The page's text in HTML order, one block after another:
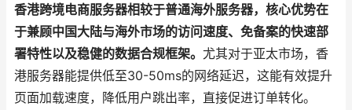
香港跨境电商服务器相较于普通海外服务器，核心优势在
于兼顾中国大陆与海外市场的访问速度、免备案的快速部
署特性以及稳健的数据合规框架。 尤其对于亚太市场，香
港服务器能提供低至30-50ms的网络延迟，这能有效提升
页面加载速度，降低用户跳出率，直接促进订单转化。